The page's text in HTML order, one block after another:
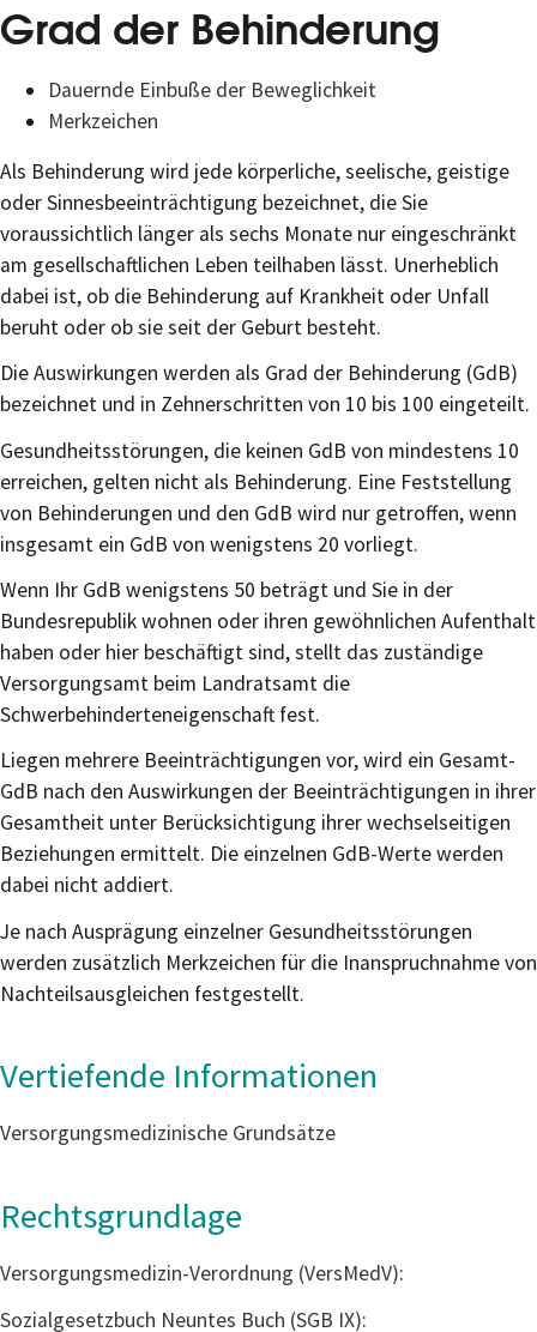
Grad der Behinderung
Dauernde Einbuße der Beweglichkeit
Merkzeichen
Als Behinderung wird jede körperliche, seelische, geistige
oder Sinnesbeeinträchtigung bezeichnet, die Sie
voraussichtlich länger als sechs Monate nur eingeschränkt
am gesellschaftlichen Leben teilhaben lässt. Unerheblich
dabei ist, ob die Behinderung auf Krankheit oder Unfall
beruht oder ob sie seit der Geburt besteht.
Die Auswirkungen werden als Grad der Behinderung (GdB)
bezeichnet und in Zehnerschritten von 10 bis 100 eingeteilt.
Gesundheitsstörungen, die keinen GdB von mindestens 10
erreichen, gelten nicht als Behinderung. Eine Feststellung
von Behinderungen und den GdB wird nur getroffen, wenn
insgesamt ein GdB von wenigstens 20 vorliegt.
Wenn Ihr GdB wenigstens 50 beträgt und Sie in der
Bundesrepublik wohnen oder ihren gewöhnlichen Aufenthalt
haben oder hier beschäftigt sind, stellt das zuständige
Versorgungsamt beim Landratsamt die
Schwerbehinderteneigenschaft fest.
Liegen mehrere Beeinträchtigungen vor, wird ein Gesamt-
GdB nach den Auswirkungen der Beeinträchtigungen in ihrer
Gesamtheit unter Berücksichtigung ihrer wechselseitigen
Beziehungen ermittelt. Die einzelnen GdB-Werte werden
dabei nicht addiert.
Je nach Ausprägung einzelner Gesundheitsstörungen
werden zusätzlich Merkzeichen für die Inanspruchnahme von
Nachteilsausgleichen festgestellt.
Vertiefende Informationen
Versorgungsmedizinische Grundsätze
Rechtsgrundlage
Versorgungsmedizin-Verordnung (VersMedV):
Sozialgesetzbuch Neuntes Buch (SGB IX):